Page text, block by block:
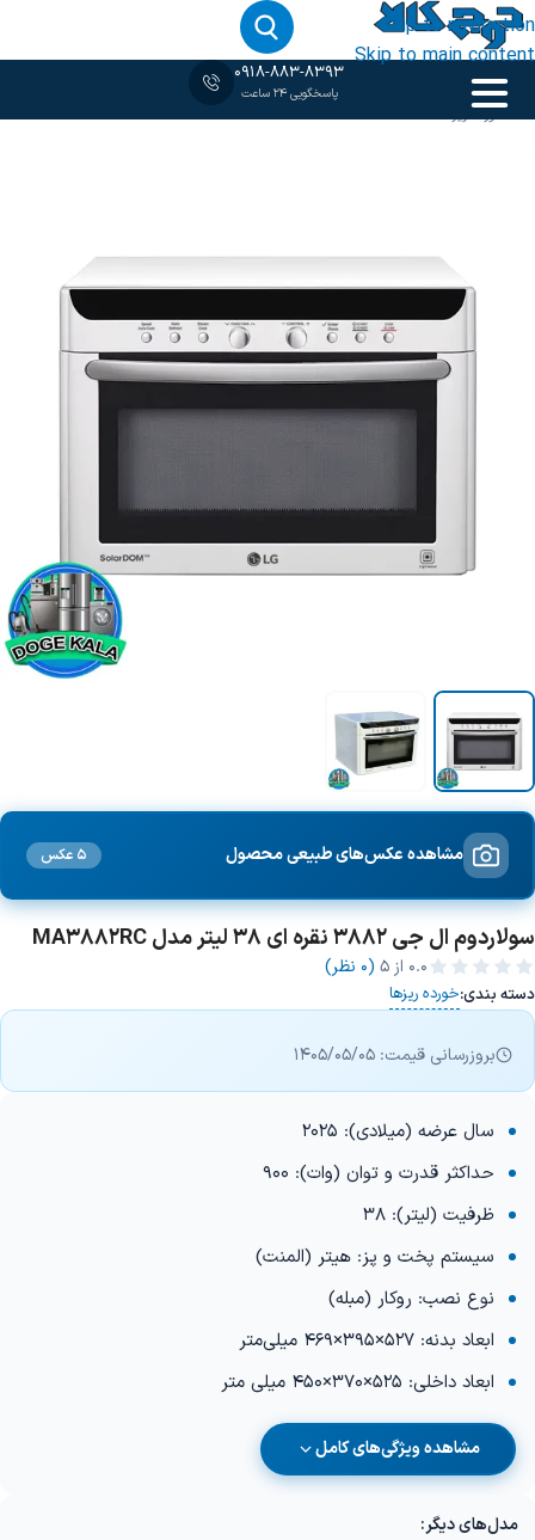
Skip to navigation
Skip to main content
0918-883-8393
پاسخگویی 24 ساعت
خانه‹خورده ریزها
مشاهده عکس‌های طبیعی محصول 5 عکس
سولاردوم ال جی 3882 نقره ای 38 لیتر مدل MA3882RC
0.0 از ۵ (0 نظر)
دسته بندی:خورده ریزها
بروزرسانی قیمت: 1405/05/05
سال عرضه (میلادی): 2025
حداکثر قدرت و توان (وات): 900
ظرفیت (لیتر): 38
سیستم پخت و پز: هیتر (المنت)
نوع نصب: روکار (مبله)
ابعاد بدنه: 527×395×469 میلی‌متر
ابعاد داخلی: 525×370×450 میلی متر
مشاهده ویژگی‌های کامل
مدل‌های دیگر: